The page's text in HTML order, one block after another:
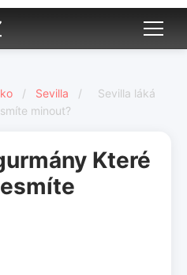
/ Sevilla /
Sevilla láká
minout?
Které